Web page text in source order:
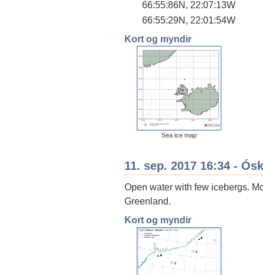
66:55:86N, 22:07:13W
66:55:29N, 22:01:54W
Kort og myndir
Sea ice map
11. sep. 2017 16:34 -
Open water with few icebergs.
Greenland.
Kort og myndir